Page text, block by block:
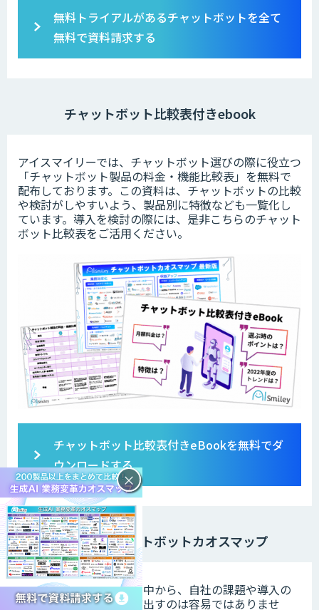
無料トライアルがあるチャットボットを全て
無料で資料請求する
チャットボット比較表付きebook
アイスマイリーでは、チャットボット選びの際に役立つ
「チャットボット製品の料金・機能比較表」を無料で
配布しております。この資料は、チャットボットの比較
や検討がしやすいよう、製品別に特徴なども一覧化し
ています。導入を検討の際には、是非こちらのチャット
ボット比較表をご活用ください。
チャットボット比較表付きeBookを無料でダ
ウンロードする
【比較】チャットボットカオスマップ
数あるチャットボットの中から、自社の課題や導入の
目的あったチャット選び出すのは容易ではありませ
×